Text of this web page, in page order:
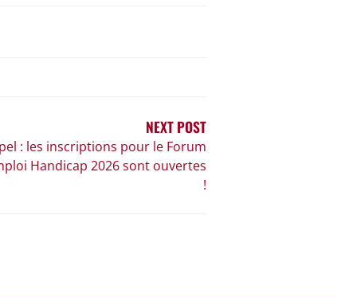
NEXT POST
: les inscriptions pour le Forum
Handicap 2026 sont ouvertes
!